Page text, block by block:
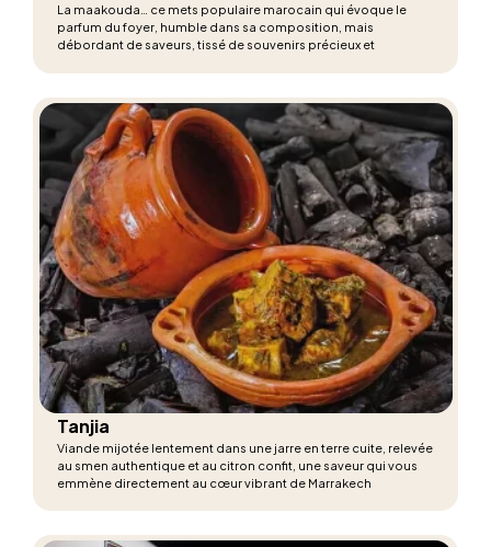
La maakouda… ce mets populaire marocain qui évoque le
parfum du foyer, humble dans sa composition, mais
débordant de saveurs, tissé de souvenirs précieux et
Tanjia
Viande mijotée lentement dans une jarre en terre cuite, relevée
au smen authentique et au citron confit, une saveur qui vous
emmène directement au cœur vibrant de Marrakech